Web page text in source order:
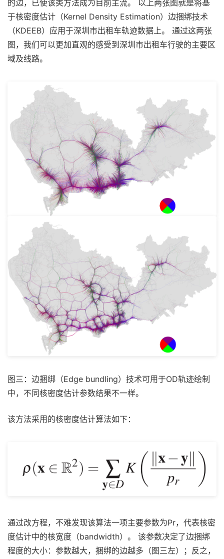
的边，已使该类方法成为目前主流。 以上两张图就是将基
于核密度估计（Kernel Density Estimation）边捆绑技术
（KDEEB）应用于深圳市出租车轨迹数据上。 通过这两张
图，我们可以更加直观的感受到深圳市出租车行驶的主要区
域及线路。
图三：边捆绑（Edge bundling）技术可用于OD轨迹绘制
中，不同核密度估计参数结果不一样。
该方法采用的核密度估计算法如下：
通过改方程，不难发现该算法一项主要参数为Pr，代表核密
度估计中的核宽度（bandwidth）。 该参数决定了边捆绑
程度的大小：参数越大，捆绑的边越多（图三左）；反之，